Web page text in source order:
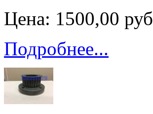
Цена: 1500,00 руб
Подробнее...